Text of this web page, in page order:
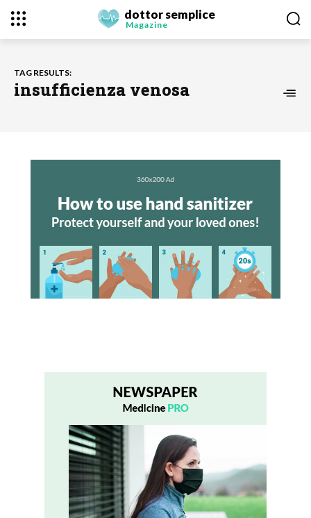
dottor semplice
Magazine
TAG RESULTS:
insufficienza venosa